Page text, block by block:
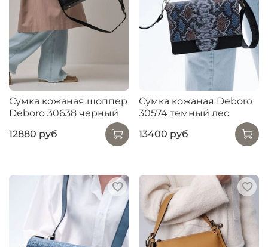
Сумка кожаная шоппер
Deboro 30638 черный
12880 руб
Сумка кожаная Deboro
30574 темный лес
13400 руб